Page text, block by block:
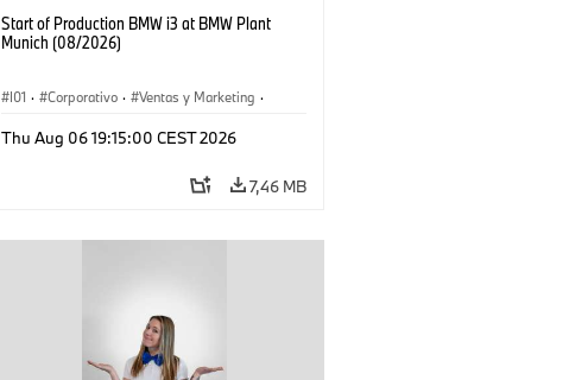
Start of Production BMW i3 at BMW Plant
Munich (08/2026)
I01 · Corporativo · Ventas y Marketing ·
Thu Aug 06 19:15:00 CEST 2026
7,46 MB